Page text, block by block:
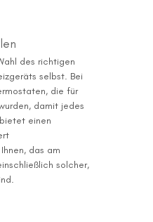
des richtigen
selbst. Bei
die für
damit jedes
einen
das am
solcher,